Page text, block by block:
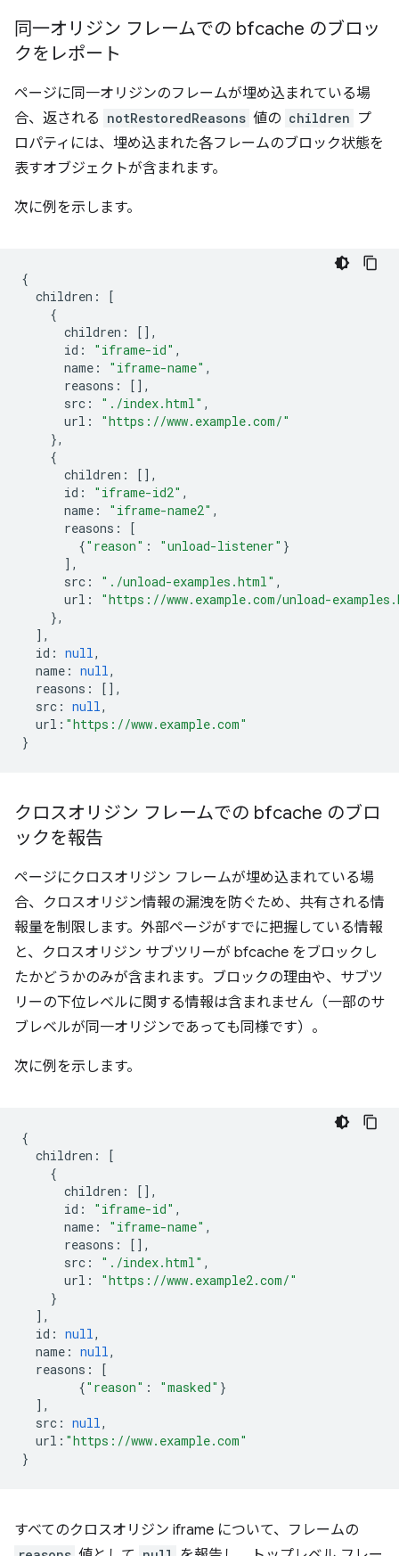
同一オリジン フレームでの bfcache のブロッ
クをレポート
ページに同一オリジンのフレームが埋め込まれている場
合、返される notRestoredReasons 値の children プ
ロパティには、埋め込まれた各フレームのブロック状態を
表すオブジェクトが含まれます。
次に例を示します。
{
children :
[
{
children :
[],
id : "iframe-id" ,
name : "iframe-name" ,
reasons :
[],
src : "./index.html" ,
url :
"https://www.example.com/"
},
{
children :
[],
id : "iframe-id2" ,
name : "iframe-name2" ,
reasons :
[
{"reason" : "unload-listener" }
],
src : "./unload-examples.html" ,
url :
"https://www.example.com/unload-
},
],
id : null,
name : null,
reasons :
[],
src : null,
url : "https://www.example.com"
}
クロスオリジン フレームでの bfcache のブロ
ックを報告
ページにクロスオリジン フレームが埋め込まれている場
合、クロスオリジン情報の漏洩を防ぐため、共有される情
報量を制限します。外部ページがすでに把握している情報
と、クロスオリジン サブツリーが bfcache をブロックし
たかどうかのみが含まれます。ブロックの理由や、サブツ
リーの下位レベルに関する情報は含まれません（一部のサ
ブレベルが同一オリジンであっても同様です）。
次に例を示します。
{
children :
[
{
children :
[],
id : "iframe-id" ,
name : "iframe-name" ,
reasons :
[],
src : "./index.html" ,
url :
"https://www.example2.com/"
}
],
id : null,
name : null,
reasons :
[
{"reason" : "masked" }
],
src : null,
url : "https://www.example.com"
}
すべてのクロスオリジン iframe について、フレームの